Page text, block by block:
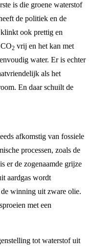
is die groene waterstof
de politiek en de
ook prettig en
2 vrij en het kan met
water. Er is echter
als het
En daar schuilt de
afkomstig van fossiele
processen, zoals de
er de zogenaamde grijze
aardgas wordt
winning uit zware olie.
met een
tot waterstof uit